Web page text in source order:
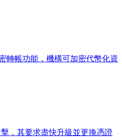
轉帳功能，機構可加密代幣化資
，其要求盡快升級並更換憑證